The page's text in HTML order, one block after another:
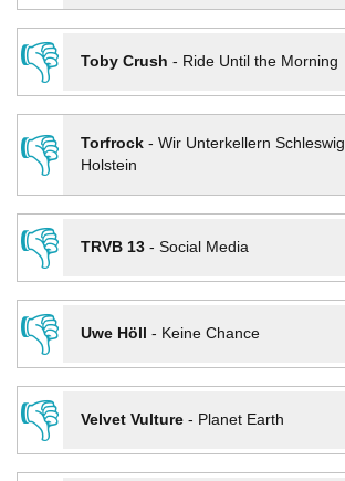
👎
Toby Crush - Ride Until the Morning
👎
Torfrock- Wir Unterkellern Schleswig
Holstein
👎
TRVB 13- Social Media
👎
Uwe Höll - Keine Chance
👎
Velvet Vulture- Planet Earth